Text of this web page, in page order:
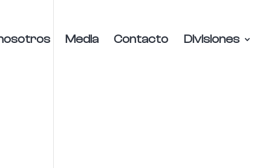
Media Contacto Divisiones